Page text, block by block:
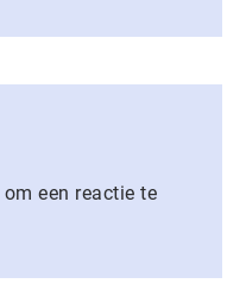
om een reactie te